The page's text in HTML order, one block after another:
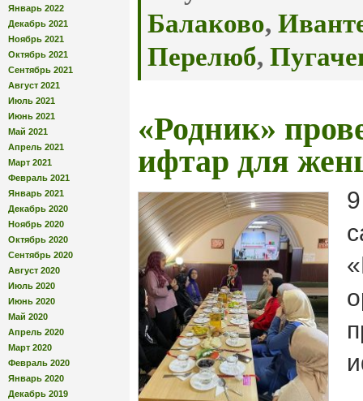
Январь 2022
Декабрь 2021
Ноябрь 2021
Октябрь 2021
Сентябрь 2021
Август 2021
Июль 2021
Июнь 2021
Май 2021
Апрель 2021
Март 2021
Февраль 2021
Январь 2021
Декабрь 2020
Ноябрь 2020
Октябрь 2020
Сентябрь 2020
Август 2020
Июль 2020
Июнь 2020
Май 2020
Апрель 2020
Март 2020
Февраль 2020
Январь 2020
Декабрь 2019
Балаково,
Перелюб,
«Родник»
ифтар для